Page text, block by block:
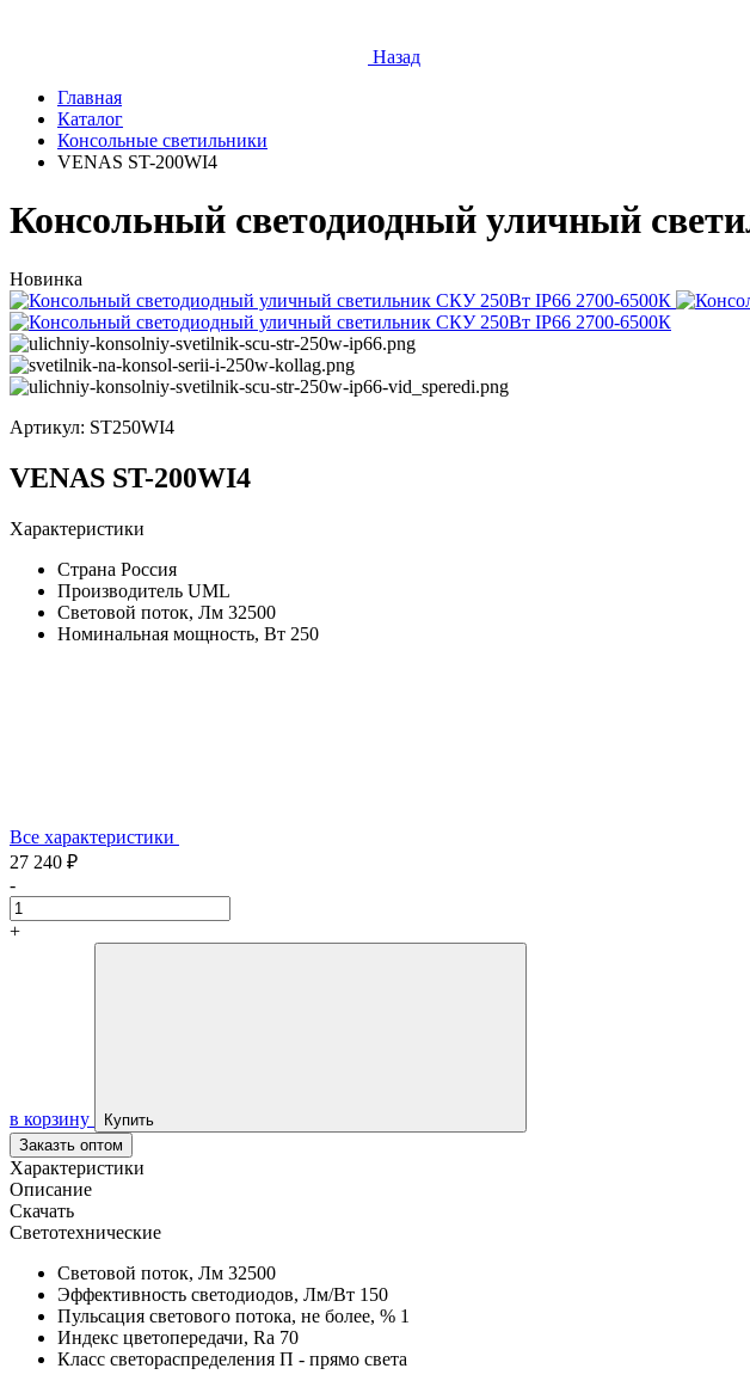
Назад
Главная
Каталог
Консольные светильники
VENAS ST-200WI4
Консольный светодиодный уличный
Новинка
Артикул: ST250WI4
VENAS ST-200WI4
Характеристики
Страна Россия
Производитель UML
Световой поток, Лм 32500
Номинальная мощность, Вт 250
Все характеристики
27 240 ₽
-
+
в корзину
Купить
Заказть оптом
Характеристики
Описание
Скачать
Светотехнические
Световой поток, Лм 32500
Эффективность светодиодов, Лм/Вт 150
Пульсация светового потока, не более, % 1
Индекс цветопередачи, Ra 70
Класс светораспределения П - прямо света